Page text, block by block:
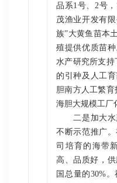
品系1号、2号
茂渔业开发有
族”大黄鱼苗本
殖提供优质苗
水产研究所支持
的引种及人工
胆南方人工繁
海胆大规模工厂
二是加大水
不断示范推广
司培育的海带
高、品质好，
国总量的30%